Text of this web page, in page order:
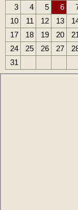
3
4 5 6
10
11 12 13
17
18 19 20
24
25 26 27
31